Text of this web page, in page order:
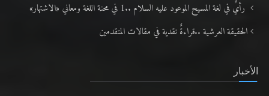
رأيٌ في لغة المسيح الموعود عليه السلام ..1 في محنة اللغة ومعاني «الاشتهار»
الحقيقة العرشية ..قراءةٌ نقدية في مقالات المتقدمين
الأخبار